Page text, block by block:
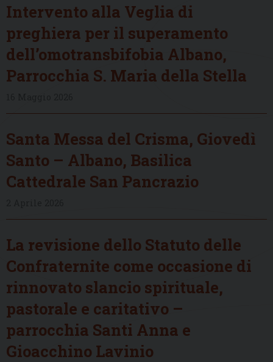
Intervento alla Veglia di
preghiera per il superamento
dell’omotransbifobia Albano,
Parrocchia S. Maria della Stella
Santa Messa del Crisma, Giovedì
Santo – Albano, Basilica
Cattedrale San Pancrazio
La revisione dello Statuto delle
Confraternite come occasione di
rinnovato slancio spirituale,
pastorale e caritativo –
parrocchia Santi Anna e
Gioacchino Lavinio